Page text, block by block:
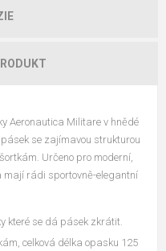
Aeronautica Militare v hnědé
pásek se zajímavou strukturou
Určeno pro moderní,
mají rádi sportovně-elegantní
které se dá pásek zkrátit.
celková délka opasku 125